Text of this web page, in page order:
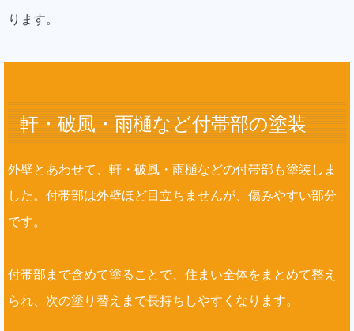
ります。
軒・破風・雨樋など付帯部の塗装
外壁とあわせて、軒・破風・雨樋などの付帯部も塗装しま
した。付帯部は外壁ほど目立ちませんが、傷みやすい部分
です。
付帯部まで含めて塗ることで、住まい全体をまとめて整え
られ、次の塗り替えまで長持ちしやすくなります。